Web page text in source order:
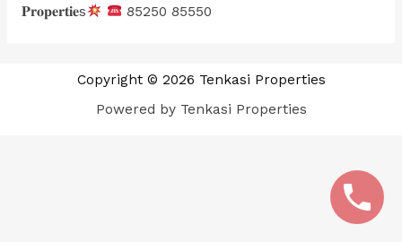
𝐏𝐫𝐨𝐩𝐞𝐫𝐭𝐢𝐞s
85250 85550
Copyright © 2026 Tenkasi Properties
Powered by Tenkasi Properties